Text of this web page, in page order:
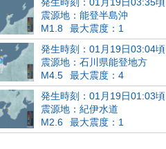
震源地：能登半島沖
M1.8
最大震度：1
発生時刻：01月19日03:04頃
震源地：石川県能登地方
M4.5
最大震度：4
発生時刻：01月19日01:03頃
震源地：紀伊水道
M2.6
最大震度：1